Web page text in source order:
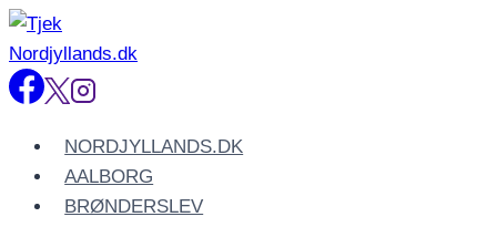
Fortsæt
til
indhold
NORDJYLLANDS.DK
AALBORG
BRØNDERSLEV